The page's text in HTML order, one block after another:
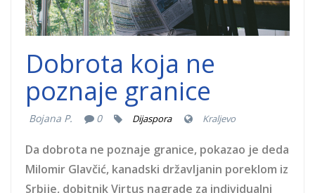
Dobrota koja ne
poznaje granice
Bojana P. 0 Dijaspora Kraljevo
Da dobrota ne poznaje granice, pokazao je deda
Milomir Glavčić, kanadski državljanin poreklom iz
Srbije, dobitnik Virtus nagrade za individualni